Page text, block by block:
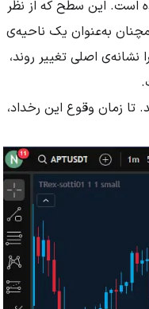
۵۰ درصد لانگ‌شدو را تست کرده است. این سطح که از نظر
به‌عنوان یک ناحیه‌ی
اصلی تغییر روند،
تا زمان وقوع این رخداد،